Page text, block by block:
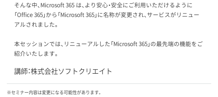
そんな中、Microsoft 365 は、より安心・安全にご利用いただけるように
「Office 365」から「Microsoft 365」に名称が変更され、サービスがリニュー
アルされました。
本セッションでは、リニューアルした「Microsoft 365」の最先端の機能をご
紹介いたします。
講師：株式会社ソフトクリエイト
※セミナー内容は変更になる可能性があります。